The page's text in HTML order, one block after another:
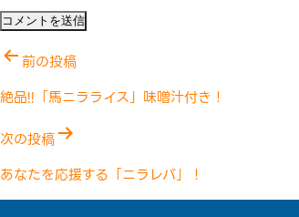
投
稿
ナ
ゲ
前の投稿
絶品!!「馬ニラライス」味噌汁付き！
次の投稿
あなたを応援する「ニラレバ」！